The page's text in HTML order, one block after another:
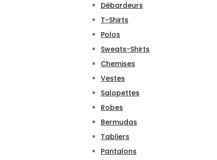
Débardeurs
T-Shirts
Polos
Sweats-Shirts
Chemises
Vestes
Salopettes
Robes
Bermudas
Tabliers
Pantalons